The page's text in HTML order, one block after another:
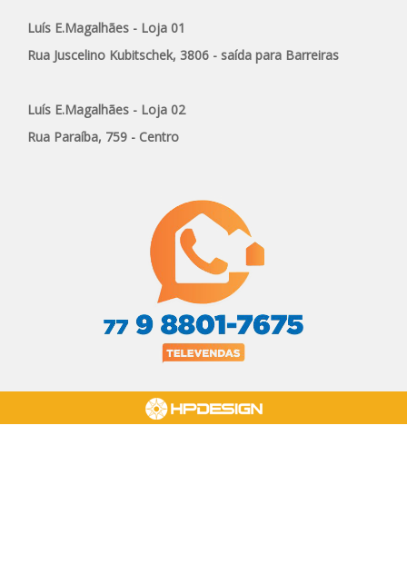
Luís E.Magalhães - Loja 01
Rua Juscelino Kubitschek, 3806 - saída para Barreiras
Luís E.Magalhães - Loja 02
Rua Paraíba, 759 - Centro